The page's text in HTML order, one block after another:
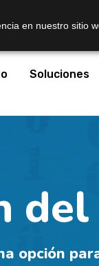
Soluciones
opción
en nuestro sitio